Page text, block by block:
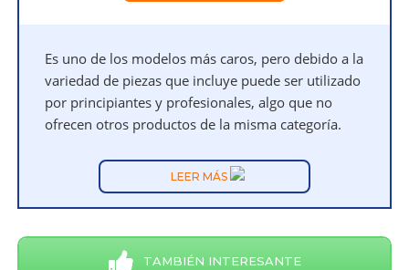
Es uno de los modelos más caros, pero debido a la
variedad de piezas que incluye puede ser utilizado
por principiantes y profesionales, algo que no
ofrecen otros productos de la misma categoría.
LEER MÁS
TAMBIÉN INTERESANTE